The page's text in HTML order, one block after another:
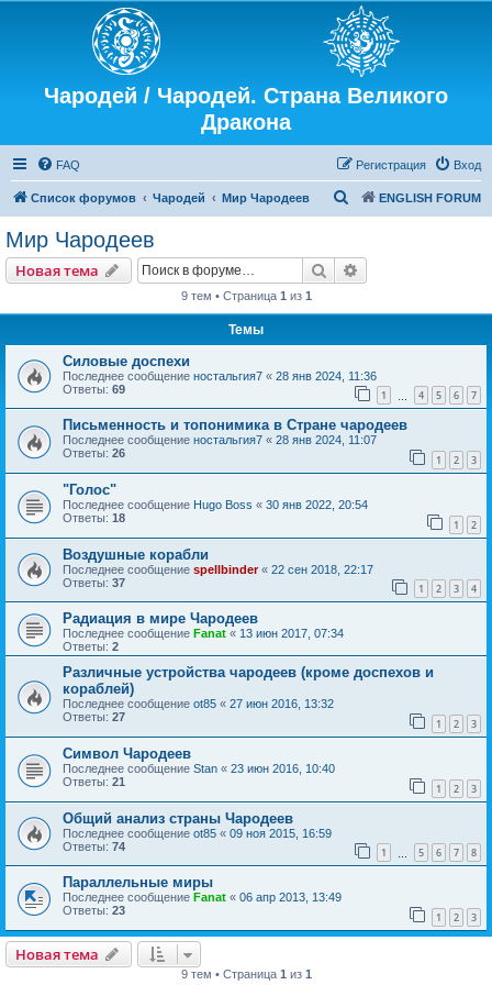
Чародей / Чародей. Страна Великого
Дракона
FAQ Вход
Регистрация
Список форумов Чародей Мир Чародеев ENGLISH FORUM
с
Мир Чародеев
Новая тема Поиск
9 тем • Страница 1 из 1
Темы
Силовые доспехи
Последнее сообщение ностальгия7 « 28 янв 2024, 11:36
Ответы: 69 1 4 5 6 7
Письменность и топонимика в Стране чародеев
Последнее сообщение ностальгия7 « 28 янв 2024, 11:07
Ответы: 26 1 2 3
"Голос"
Последнее сообщение Hugo Boss « 30 янв 2022, 20:54
Ответы: 18 1 2
Воздушные корабли
Последнее сообщение spellbinder« 22 сен 2018, 22:17
Ответы: 37 1 2 3 4
Радиация в мире Чародеев
Последнее сообщение Fanat « 13 июн 2017, 07:34
Ответы: 2
Различные устройства чародеев (кроме доспехов и
кораблей)
Последнее сообщение ot85 « 27 июн 2016, 13:32
Ответы: 27 1 2 3
Символ Чародеев
Последнее сообщение Stan « 23 июн 2016, 10:40
Ответы: 21 1 2 3
Общий анализ страны Чародеев
Последнее сообщение ot85 « 09 ноя 2015, 16:59
Ответы: 74 1 5 6 7 8
Параллельные миры
Последнее сообщение Fanat « 06 апр 2013, 13:49
Ответы: 23 1 2 3
Новая тема
9 тем • Страница 1 из 1